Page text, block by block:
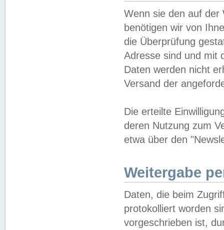
Wenn sie den auf der
benötigen wir von
die Überprüfung
Adresse sind und mit
Daten werden nicht
Versand der
Die erteilte
deren Nutzung zum
etwa über den
Weitergabe
Daten, die beim
protokolliert worden
vorgeschrieben ist,